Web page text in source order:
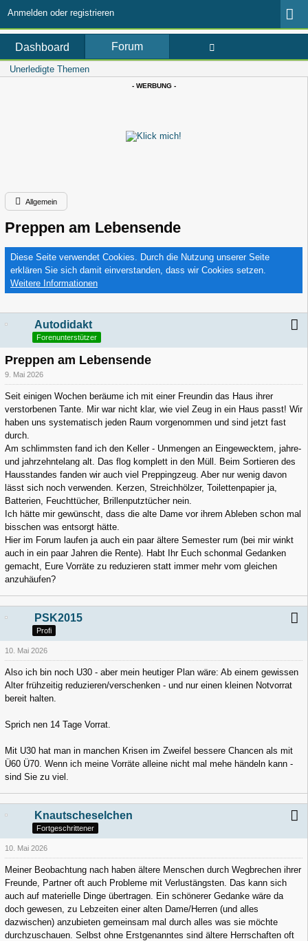
Anmelden oder registrieren
Dashboard Forum
Unerledigte Themen
- WERBUNG -
Allgemein
Preppen am Lebensende
Diese Seite verwendet Cookies. Durch die Nutzung unserer Seite
erklären Sie sich damit einverstanden, dass wir Cookies setzen.
Weitere Informationen
Autodidakt
Forenunterstützer
Preppen am Lebensende
9. Mai 2026
Seit einigen Wochen beräume ich mit einer Freundin das Haus ihrer
verstorbenen Tante. Mir war nicht klar, wie viel Zeug in ein Haus passt! Wir
haben uns systematisch jeden Raum vorgenommen und sind jetzt fast
durch.
Am schlimmsten fand ich den Keller - Unmengen an Eingewecktem, jahre-
und jahrzehntelang alt. Das flog komplett in den Müll. Beim Sortieren des
Hausstandes fanden wir auch viel Preppingzeug. Aber nur wenig davon
lässt sich noch verwenden. Kerzen, Streichhölzer, Toilettenpapier ja,
Batterien, Feuchttücher, Brillenputztücher nein.
Ich hätte mir gewünscht, dass die alte Dame vor ihrem Ableben schon mal
bisschen was entsorgt hätte.
Hier im Forum laufen ja auch ein paar ältere Semester rum (bei mir winkt
auch in ein paar Jahren die Rente). Habt Ihr Euch schonmal Gedanken
gemacht, Eure Vorräte zu reduzieren statt immer mehr vom gleichen
anzuhäufen?
PSK2015
Profi
10. Mai 2026
Also ich bin noch U30 - aber mein heutiger Plan wäre: Ab einem gewissen
Alter frühzeitig reduzieren/verschenken - und nur einen kleinen Notvorrat
bereit halten.
Sprich nen 14 Tage Vorrat.
Mit U30 hat man in manchen Krisen im Zweifel bessere Chancen als mit
Ü60 Ü70. Wenn ich meine Vorräte alleine nicht mal mehe händeln kann -
sind Sie zu viel.
Knautscheselchen
Fortgeschrittener
10. Mai 2026
Meiner Beobachtung nach haben ältere Menschen durch Wegbrechen ihrer
Freunde, Partner oft auch Probleme mit Verlustängsten. Das kann sich
auch auf materielle Dinge übertragen. Ein schönerer Gedanke wäre da
doch gewesen, zu Lebzeiten einer alten Dame/Herren (und alles
dazwischen) anzubieten gemeinsam mal durch alles was sie möchte
durchzuschauen. Selbst ohne Erstgenanntes sind ältere Herrschaften oft